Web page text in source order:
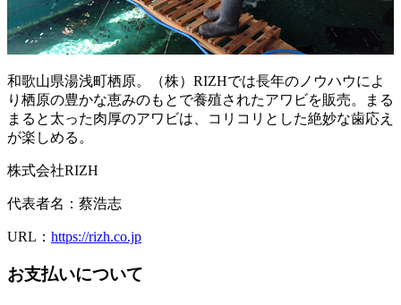
和歌山県湯浅町栖原。（株）RIZHでは長年のノウハウによ
り栖原の豊かな恵みのもとで養殖されたアワビを販売。まる
まると太った肉厚のアワビは、コリコリとした絶妙な歯応え
が楽しめる。
株式会社RIZH
代表者名： 蔡浩志
URL： https://rizh.co.jp
お支払いについて